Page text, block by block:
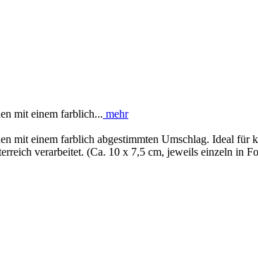
mit einem farblich... mehr
mit einem farblich abgestimmten Umschlag. Ideal für
verarbeitet. (Ca. 10 x 7,5 cm, jeweils einzeln in